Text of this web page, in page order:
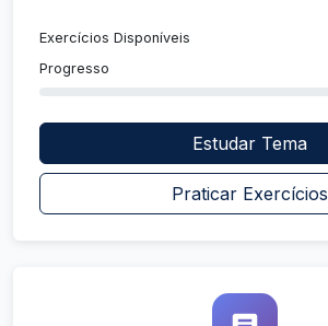
Exercícios Disponíveis
Progresso
Estudar Tema
Praticar Exercícios